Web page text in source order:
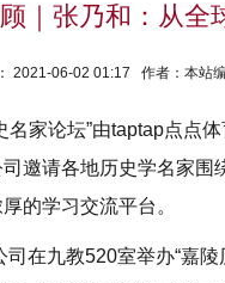
｜张乃和：从全
2021-06-02 01:17 作者：本站
名家论坛”由taptap点点
邀请各地历史学名家
的学习交流平台。
在九教520室举办“嘉